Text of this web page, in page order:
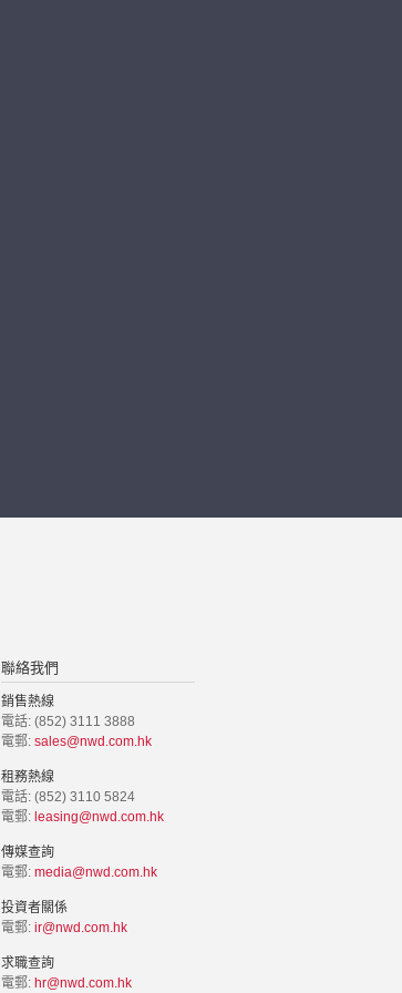
聯絡我們
銷售熱線
電話: (852) 3111 3888
電郵: sales@nwd.com.hk
租務熱線
電話: (852) 3110 5824
電郵: leasing@nwd.com.hk
傳媒查詢
電郵: media@nwd.com.hk
投資者關係
電郵: ir@nwd.com.hk
求職查詢
電郵: hr@nwd.com.hk